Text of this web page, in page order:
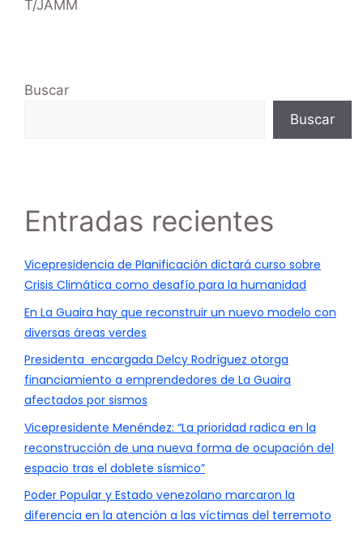
T/JAMM
Buscar
Buscar
Entradas recientes
Vicepresidencia de Planificación dictará curso sobre
Crisis Climática como desafío para la humanidad
En La Guaira hay que reconstruir un nuevo modelo con
diversas áreas verdes
Presidenta encargada Delcy Rodríguez otorga
financiamiento a emprendedores de La Guaira
afectados por sismos
Vicepresidente Menéndez: “La prioridad radica en la
reconstrucción de una nueva forma de ocupación del
espacio tras el doblete sísmico”
Poder Popular y Estado venezolano marcaron la
diferencia en la atención a las víctimas del terremoto